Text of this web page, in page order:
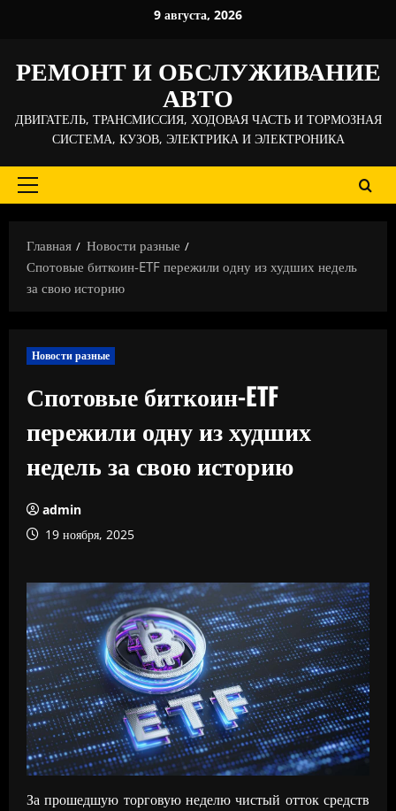
9 августа, 2026
РЕМОНТ И ОБСЛУЖИВАНИЕ
АВТО
ДВИГАТЕЛЬ, ТРАНСМИССИЯ, ХОДОВАЯ ЧАСТЬ И ТОРМОЗНАЯ
СИСТЕМА, КУЗОВ, ЭЛЕКТРИКА И ЭЛЕКТРОНИКА
Основное
Главная
Новости разные
Спотовые биткоин-ETF пережили одну из худших недель
за свою историю
Новости разные
Спотовые биткоин-ETF
пережили одну из худших
недель за свою историю
admin
19 ноября, 2025
За прошедшую торговую неделю чистый отток средств